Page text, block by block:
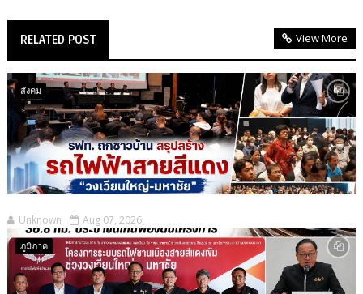
RELATED POST View More
สังคม
Unknown Aug 07, 2026
ภูมิภาค